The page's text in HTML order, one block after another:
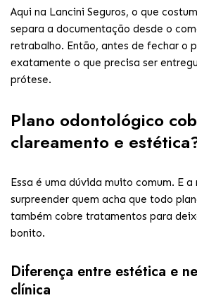
Aqui na Lancini Seguros, o que
separa a documentação desde o
retrabalho. Então, antes de fechar o
exatamente o que precisa ser
prótese.
Plano odontológico
clareamento e
Essa é uma dúvida muito comum. E
surpreender quem acha que todo
também cobre tratamentos para
bonito.
Diferença entre estética e
clínica